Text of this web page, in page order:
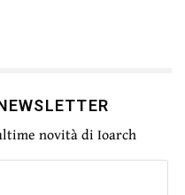
novità di Ioarch